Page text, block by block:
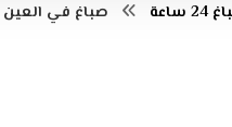
ساعة صباغ في العين 24 ساعة : 0553996694